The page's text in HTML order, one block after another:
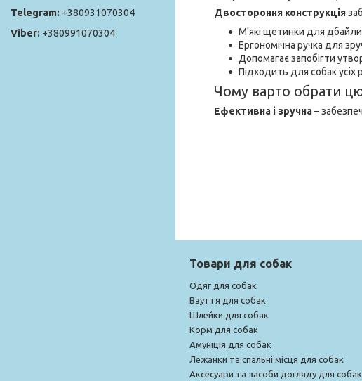
Двостороння конструкція
М'які щетинки для
Ергономічна ручка для
Допомагає запобігти
Підходить для собак усіх
Чому варто обрати
Ефективна і зручна–
+380931070304
+380991070304
Товари для собак
Одяг для собак
Взуття для собак
Шлейки для собак
Корм для собак
Амуніція для собак
Лежанки та спальні місця для собак
Аксесуари та засоби догляду для собак